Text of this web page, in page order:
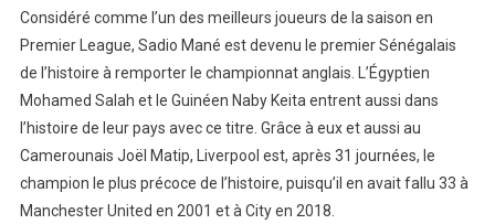
Considéré comme l’un des meilleurs joueurs de la saison en
Premier League, Sadio Mané est devenu le premier Sénégalais
de l’histoire à remporter le championnat anglais. L’Égyptien
Mohamed Salah et le Guinéen Naby Keita entrent aussi dans
l’histoire de leur pays avec ce titre. Grâce à eux et aussi au
Camerounais Joël Matip, Liverpool est, après 31 journées, le
champion le plus précoce de l’histoire, puisqu’il en avait fallu 33 à
Manchester United en 2001 et à City en 2018.